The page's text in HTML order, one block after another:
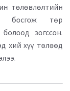
төлөвлөлтийн
босгож төр
зогссон.
хий хүү төлөөд